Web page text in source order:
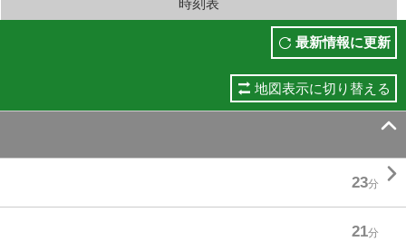
時刻表
最新情報に更新
地図表示に切り替える

23分 
21分